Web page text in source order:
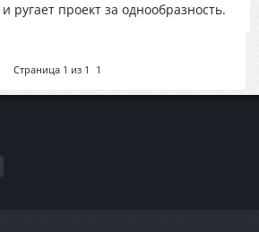
ругает проект за однообразность.
Страница 1 из 1 1